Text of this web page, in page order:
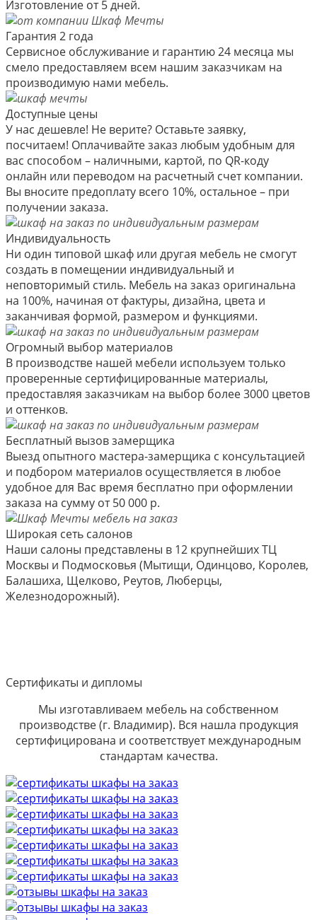
Изготовление от 5 дней.
Гарантия 2 года
Сервисное обслуживание и гарантию 24 месяца мы
смело предоставляем всем нашим заказчикам на
производимую нами мебель.
Доступные цены
У нас дешевле! Не верите? Оставьте заявку,
посчитаем! Оплачивайте заказ любым удобным для
вас способом – наличными, картой, по QR-коду
онлайн или переводом на расчетный счет компании.
Вы вносите предоплату всего 10%, остальное – при
получении заказа.
Индивидуальность
Ни один типовой шкаф или другая мебель не смогут
создать в помещении индивидуальный и
неповторимый стиль. Мебель на заказ оригинальна
на 100%, начиная от фактуры, дизайна, цвета и
заканчивая формой, размером и функциями.
Огромный выбор материалов
В производстве нашей мебели используем только
проверенные сертифицированные материалы,
предоставляя заказчикам на выбор более 3000 цветов
и оттенков.
Бесплатный вызов замерщика
Выезд опытного мастера-замерщика с консультацией
и подбором материалов осуществляется в любое
удобное для Вас время бесплатно при оформлении
заказа на сумму от 50 000 р.
Широкая сеть салонов
Наши салоны представлены в 12 крупнейших ТЦ
Москвы и Подмосковья (Мытищи, Одинцово, Королев,
Балашиха, Щелково, Реутов, Люберцы,
Железнодорожный).
Сертификаты и дипломы
Мы изготавливаем мебель на собственном
производстве (г. Владимир). Вся нашла продукция
сертифицирована и соответствует международным
стандартам качества.